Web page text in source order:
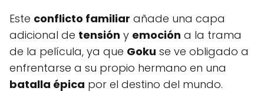
Este conflicto familiar añade una capa
adicional de tensión y emoción a la trama
de la película, ya que Goku se ve obligado a
enfrentarse a su propio hermano en una
batalla épica por el destino del mundo.